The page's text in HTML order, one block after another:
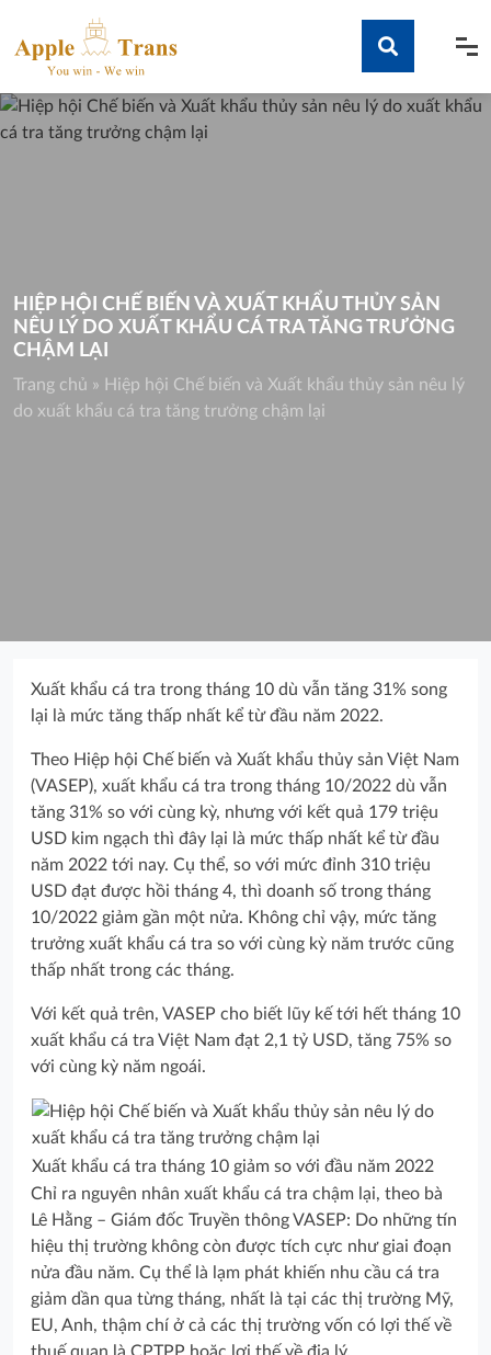
content
Tìm kiếm
HIỆP HỘI CHẾ BIẾN VÀ XUẤT KHẨU THỦY SẢN
NÊU LÝ DO XUẤT KHẨU CÁ TRA TĂNG TRƯỞNG
CHẬM LẠI
Trang chủ » Hiệp hội Chế biến và Xuất khẩu thủy sản nêu lý
do xuất khẩu cá tra tăng trưởng chậm lại
Xuất khẩu cá tra trong tháng 10 dù vẫn tăng 31% song
lại là mức tăng thấp nhất kể từ đầu năm 2022.
Theo Hiệp hội Chế biến và Xuất khẩu thủy sản Việt Nam
(VASEP), xuất khẩu cá tra trong tháng 10/2022 dù vẫn
tăng 31% so với cùng kỳ, nhưng với kết quả 179 triệu
USD kim ngạch thì đây lại là mức thấp nhất kể từ đầu
năm 2022 tới nay. Cụ thể, so với mức đỉnh 310 triệu
USD đạt được hồi tháng 4, thì doanh số trong tháng
10/2022 giảm gần một nửa. Không chỉ vậy, mức tăng
trưởng xuất khẩu cá tra so với cùng kỳ năm trước cũng
thấp nhất trong các tháng.
Với kết quả trên, VASEP cho biết lũy kế tới hết tháng 10
xuất khẩu cá tra Việt Nam đạt 2,1 tỷ USD, tăng 75% so
với cùng kỳ năm ngoái.
Xuất khẩu cá tra tháng 10 giảm so với đầu năm 2022
Chỉ ra nguyên nhân xuất khẩu cá tra chậm lại, theo bà
Lê Hằng – Giám đốc Truyền thông VASEP: Do những tín
hiệu thị trường không còn được tích cực như giai đoạn
nửa đầu năm. Cụ thể là lạm phát khiến nhu cầu cá tra
giảm dần qua từng tháng, nhất là tại các thị trường Mỹ,
EU, Anh, thậm chí ở cả các thị trường vốn có lợi thế về